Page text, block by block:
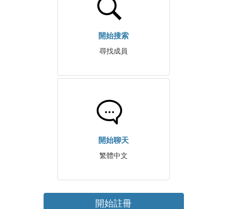
開始搜索
尋找成員
開始聊天
繁體中文
開始註冊